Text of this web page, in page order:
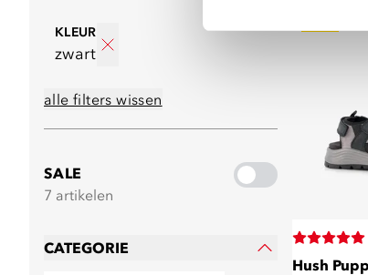
KLEUR
zwart
alle filters wissen
SALE
7 artikelen
CATEGORIE
Hush